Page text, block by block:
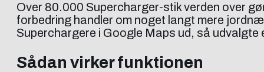
Over 80.000 Supercharger-stik verden over
forbedring handler om noget langt mere
Superchargere i Google Maps ud, så
Sådan virker funktionen